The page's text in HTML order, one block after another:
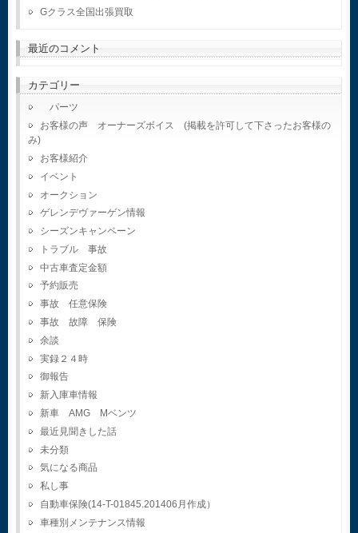
Gクラス全国出張買取
最近のコメント
カテゴリー
パーツ
お客様の声 オーナーズボイス (掲載を許可して下さったお客様の
み)
お客様紹介
イベント
オークション
ゲレンデヴァーゲン情報
シーズンキャンペーン
トラブル 事故
中古車査定金額
予約販売
事故 任意保険
事故 故障 保険
余談
実録２４時
御報告
新入庫車情報
新車 AMG Mベンツ
最近見聞きした話
未分類
気になる商品
私し事
自動車保険(14-T-01845.201406月作成）
車種別メンテナンス情報